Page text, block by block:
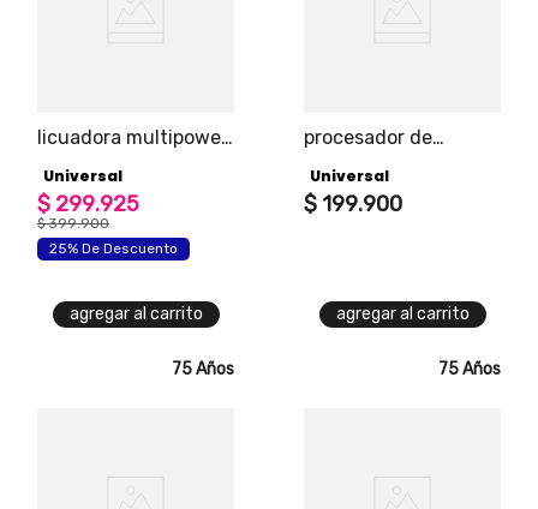
licuadora multipower
máxima 1500 watts,
cuchillas aptas para
picar hielo, 2
recipientes en
policarbonato
Universal
$ 299.925
$ 399.900
25% De Descuento
agregar al carrito
procesador de
accesorios en acero
inoxidable para licuar,
Universal
$ 199.900
agregar al carrito
75 Años 75 Años